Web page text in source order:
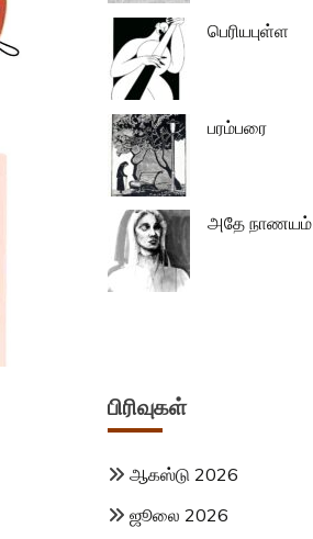
பெரியபுள்ள
பரம்பரை
அதே நாணயம்
பிரிவுகள்
ஆகஸ்டு 2026
ஜூலை 2026